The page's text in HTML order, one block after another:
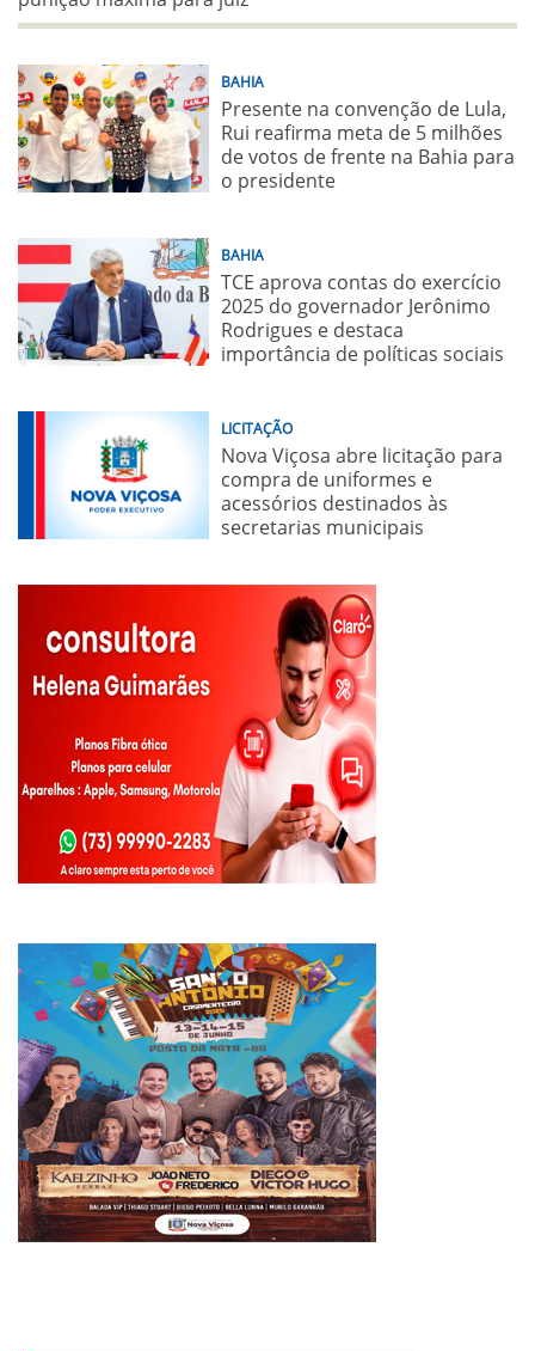
BAHIA
Presente na convenção de Lula,
Rui reafirma meta de 5 milhões
de votos de frente na Bahia para
o presidente
BAHIA
TCE aprova contas do exercício
2025 do governador Jerônimo
Rodrigues e destaca
importância de políticas sociais
LICITAÇÃO
Nova Viçosa abre licitação para
compra de uniformes e
acessórios destinados às
secretarias municipais